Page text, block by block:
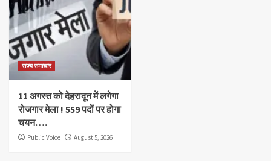
राज्य समाचार
11 अगस्त को देहरादून में लगेगा
रोजगार मेला ! 559 पदों पर होगा
चयन….
Public Voice August 5, 2026